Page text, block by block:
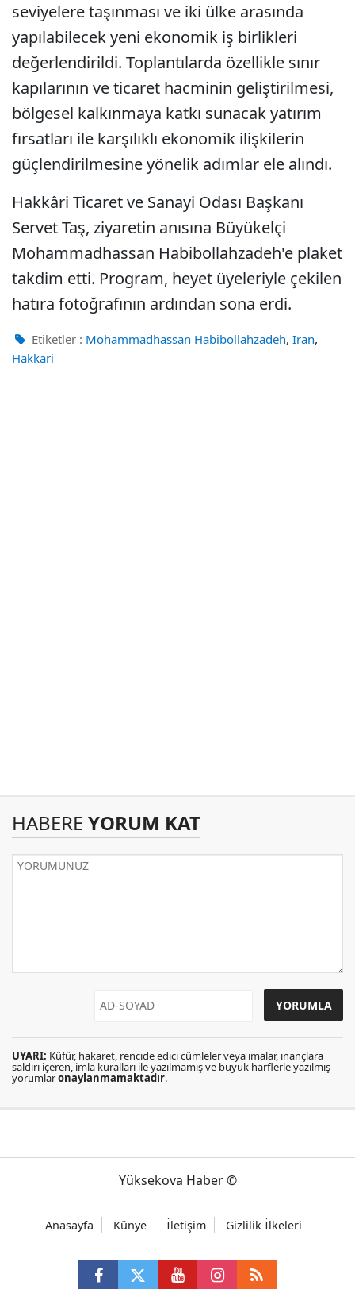
seviyelere taşınması ve iki ülke arasında
yapılabilecek yeni ekonomik iş birlikleri
değerlendirildi. Toplantılarda özellikle sınır
kapılarının ve ticaret hacminin geliştirilmesi,
bölgesel kalkınmaya katkı sunacak yatırım
fırsatları ile karşılıklı ekonomik ilişkilerin
güçlendirilmesine yönelik adımlar ele alındı.
Hakkâri Ticaret ve Sanayi Odası Başkanı
Servet Taş, ziyaretin anısına Büyükelçi
Mohammadhassan Habibollahzadeh'e plaket
takdim etti. Program, heyet üyeleriyle çekilen
hatıra fotoğrafının ardından sona erdi.
Etiketler : Mohammadhassan Habibollahzadeh, İran,
Hakkari
HABERE YORUM KAT
UYARI: Küfür, hakaret, rencide edici cümleler veya imalar, inançlara
saldırı içeren, imla kuralları ile yazılmamış ve büyük harflerle yazılmış
yorumlaronaylanmamaktadır.
Yüksekova Haber ©
Anasayfa Künye İletişim Gizlilik İlkeleri